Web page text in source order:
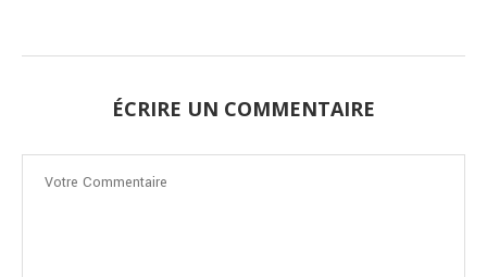
ÉCRIRE UN COMMENTAIRE